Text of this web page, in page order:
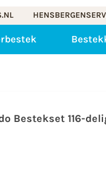
Bestekset 116-